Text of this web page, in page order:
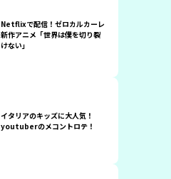
Netflixで配信！ゼロカルカーレ
新作アニメ「世界は僕を切り裂
けない」
イタリアのキッズに大人気！
youtuberのメコントロテ！